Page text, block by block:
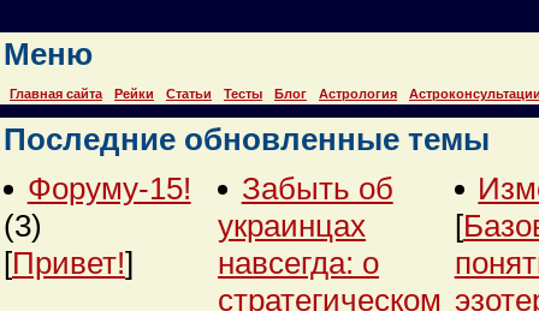
Меню
Главная сайта Рейки Статьи Тесты Блог Астрология
Последние обновленные темы
Форуму-15!
(3)
[Привет!]
Забыть об
украинцах
навсегда: о
стратегическом
[